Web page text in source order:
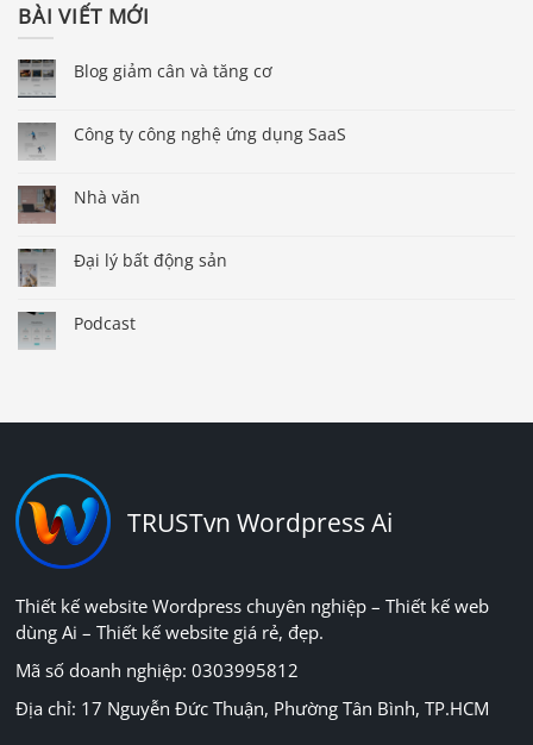
BÀI VIẾT MỚI
Blog giảm cân và tăng cơ
Công ty công nghệ ứng dụng SaaS
Nhà văn
Đại lý bất động sản
Podcast
TRUSTvn Wordpress Ai
Thiết kế website Wordpress chuyên nghiệp – Thiết kế web
dùng Ai – Thiết kế website giá rẻ, đẹp.
Mã số doanh nghiệp: 0303995812
Địa chỉ: 17 Nguyễn Đức Thuận, Phường Tân Bình, TP.HCM